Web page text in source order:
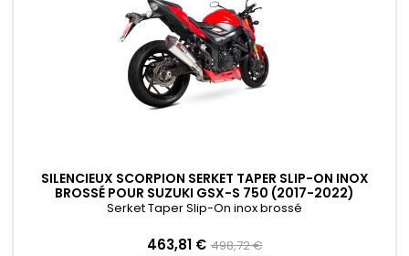
SILENCIEUX SCORPION SERKET TAPER SLIP-ON INOX
BROSSÉ POUR SUZUKI GSX-S 750 (2017-2022)
Serket Taper Slip-On inox brossé
Prix
463,81 € Prix
498,72 €